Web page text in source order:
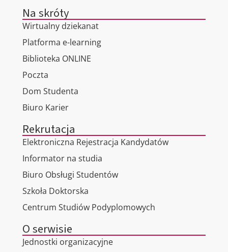
Na skróty
Wirtualny dziekanat
Platforma e-learning
Biblioteka ONLINE
Poczta
Dom Studenta
Biuro Karier
Rekrutacja
Elektroniczna Rejestracja Kandydatów
Informator na studia
Biuro Obsługi Studentów
Szkoła Doktorska
Centrum Studiów Podyplomowych
O serwisie
Jednostki organizacyjne